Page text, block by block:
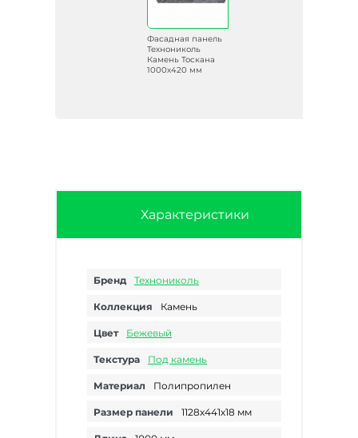
Фасадная панель
Технониколь
Камень Тоскана
1000х420 мм
Характеристики
Бренд Технониколь
Коллекция Камень
Цвет Бежевый
Текстура Под камень
Материал Полипропилен
Размер панели 1128х441х18 мм